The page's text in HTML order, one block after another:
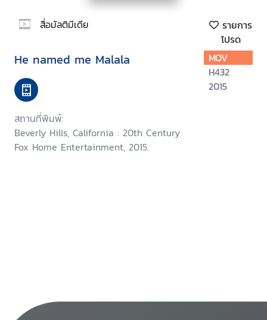
สื่อมัลติมีเดีย
รายการ
โปรด
He named me Malala
สถานที่พิมพ์:
Beverly Hills, California : 20th Century
Fox Home Entertainment, 2015.
MOV
H432
2015